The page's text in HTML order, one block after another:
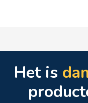
Het is